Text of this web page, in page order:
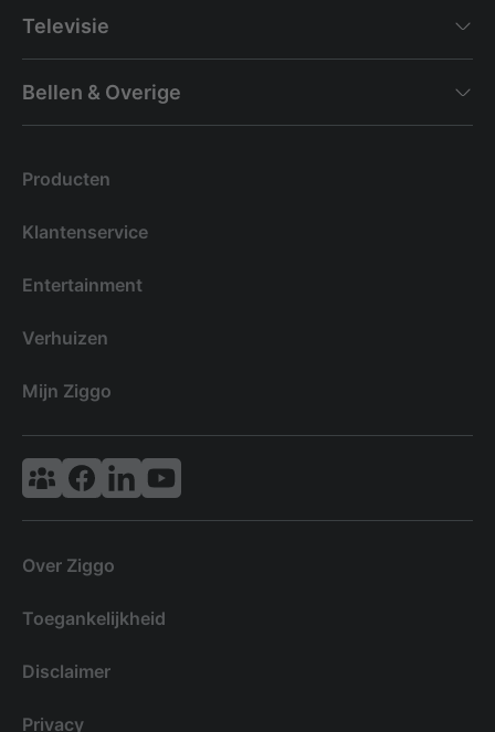
Televisie
Bellen & Overige
Producten
Klantenservice
Entertainment
Verhuizen
Mijn Ziggo
Vodafone & Ziggo Community
Ziggo Facebook
VodafoneZiggo LinkedIn
Ziggo YouTube
Over Ziggo
Toegankelijkheid
Disclaimer
Privacy